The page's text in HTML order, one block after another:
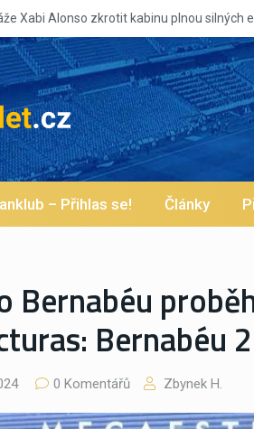
eg?
– Přihlas se! Články
Bernabéu
Bernabéu
0 Komentářů Zbynek H.